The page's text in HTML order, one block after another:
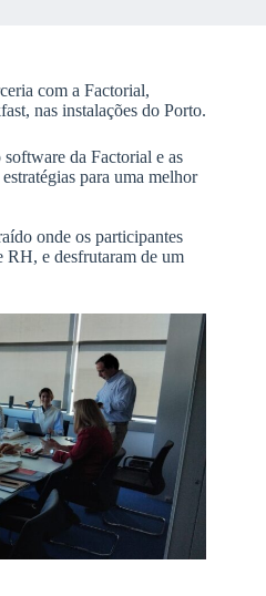
com a Factorial,
nas instalações do Porto.
da Factorial e as
para uma melhor
onde os participantes
RH, e desfrutaram de um